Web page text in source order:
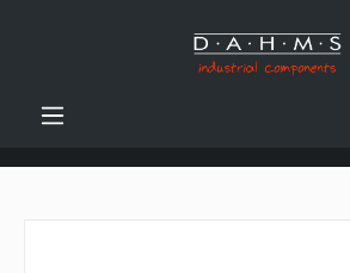
Zum Hauptinhalt springen